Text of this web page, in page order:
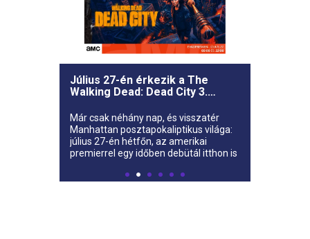
Július 27-én érkezik a The
Walking Dead: Dead City 3.
Már csak néhány nap, és visszatér
Manhattan posztapokaliptikus világa:
július 27-én hétfőn, az amerikai
premierrel egy időben debütál itthon is
City harmadik évada.